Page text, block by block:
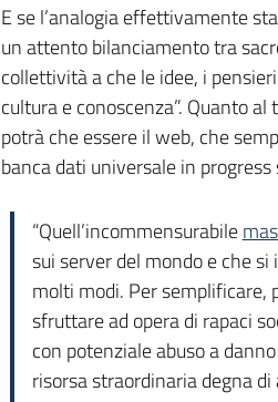
E se l’analogia effettivamente
un attento bilanciamento tra
collettività a che le idee, i
cultura e conoscenza”. Quanto
potrà che essere il web, che
banca dati universale in progress
“Quell’incommensurabile
sui server del mondo e che
molti modi. Per semplificare,
sfruttare ad opera di rapaci
con potenziale abuso a
risorsa straordinaria degna